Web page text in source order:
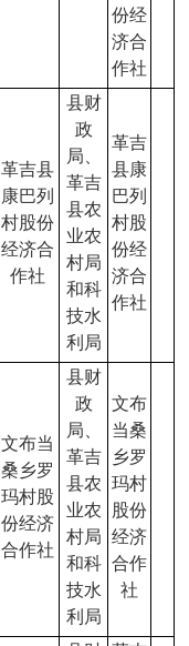
份经
济合
作社
革吉县
康巴列
村股份
经济合
作社
县财
政
局、
革吉
县农
业农
村局
和科
技水
利局
革吉
县康
巴列
村股
份经
济合
作社
文布当
桑乡罗
玛村股
份经济
合作社
县财
政
局、
革吉
县农
业农
村局
和科
技水
利局
文布
当桑
乡罗
玛村
股份
经济
合作
社